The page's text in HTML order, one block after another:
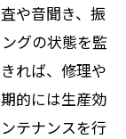
や音聞き、振
グの状態を監
れば、修理や
的には生産効
テナンスを行